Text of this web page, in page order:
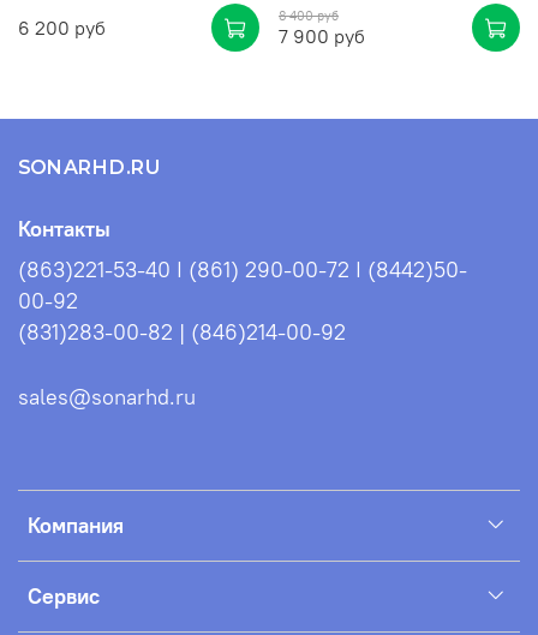
6 200 руб
8 400 руб
7 900 руб
SONARHD.RU
Компания
Сервис
Контакты
(863)221-53-40 I (861) 290-00-72 I (8442)50-
00-92
(831)283-00-82 | (846)214-00-92
sales@sonarhd.ru